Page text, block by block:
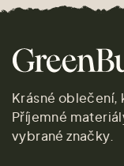
Krásné oblečení,
Příjemné
vybrané značky.